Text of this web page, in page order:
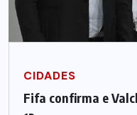
CIDADES
Fifa confirma e